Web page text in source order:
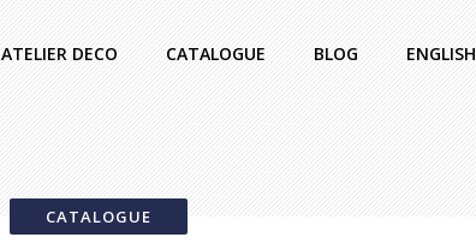
ATELIER DECO CATALOGUE BLOG ENGLISH
CATALOGUE